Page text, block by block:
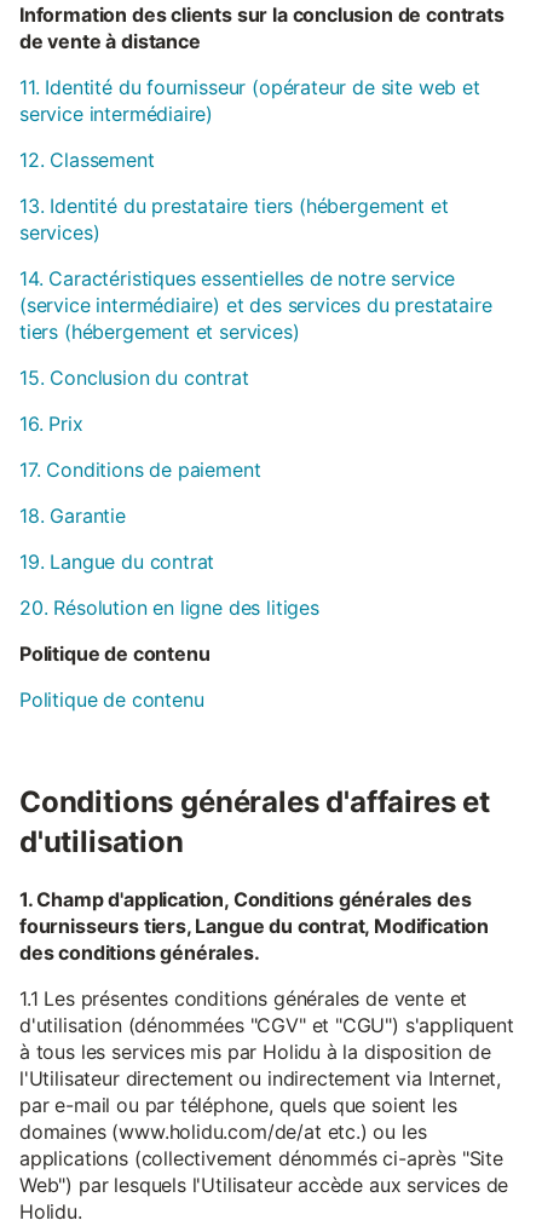
Information des clients sur la conclusion de contrats
de vente à distance
11. Identité du fournisseur (opérateur de site web et
service intermédiaire)
12. Classement
13. Identité du prestataire tiers (hébergement et
services)
14. Caractéristiques essentielles de notre service
(service intermédiaire) et des services du prestataire
tiers (hébergement et services)
15. Conclusion du contrat
16. Prix
17. Conditions de paiement
18. Garantie
19. Langue du contrat
20. Résolution en ligne des litiges
Politique de contenu
Politique de contenu
Conditions générales d'affaires et
d'utilisation
1. Champ d'application, Conditions générales des
fournisseurs tiers, Langue du contrat, Modification
des conditions générales.
1.1 Les présentes conditions générales de vente et
d'utilisation (dénommées "CGV" et "CGU") s'appliquent
à tous les services mis par Holidu à la disposition de
l'Utilisateur directement ou indirectement via Internet,
par e-mail ou par téléphone, quels que soient les
domaines (www.holidu.com/de/at etc.) ou les
applications (collectivement dénommés ci-après "Site
Web") par lesquels l'Utilisateur accède aux services de
Holidu.